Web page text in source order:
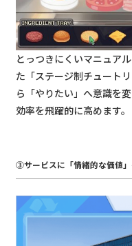
とっつきにくいマニュア
た「ステージ制チュート
ら「やりたい」へ意識を
効率を飛躍的に高めます。
③サービスに「情緒的な価値」